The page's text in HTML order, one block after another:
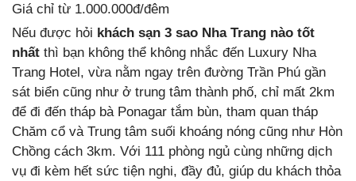
Giá chỉ từ 1.000.000đ/đêm
Nếu được hỏi khách sạn 3 sao Nha Trang nào tốt
nhất thì bạn không thể không nhắc đến Luxury Nha
Trang Hotel, vừa nằm ngay trên đường Trần Phú gần
sát biển cũng như ở trung tâm thành phố, chỉ mất 2km
để đi đến tháp bà Ponagar tắm bùn, tham quan tháp
Chăm cổ và Trung tâm suối khoáng nóng cũng như Hòn
Chồng cách 3km. Với 111 phòng ngủ cùng những dịch
vụ đi kèm hết sức tiện nghi, đầy đủ, giúp du khách thỏa